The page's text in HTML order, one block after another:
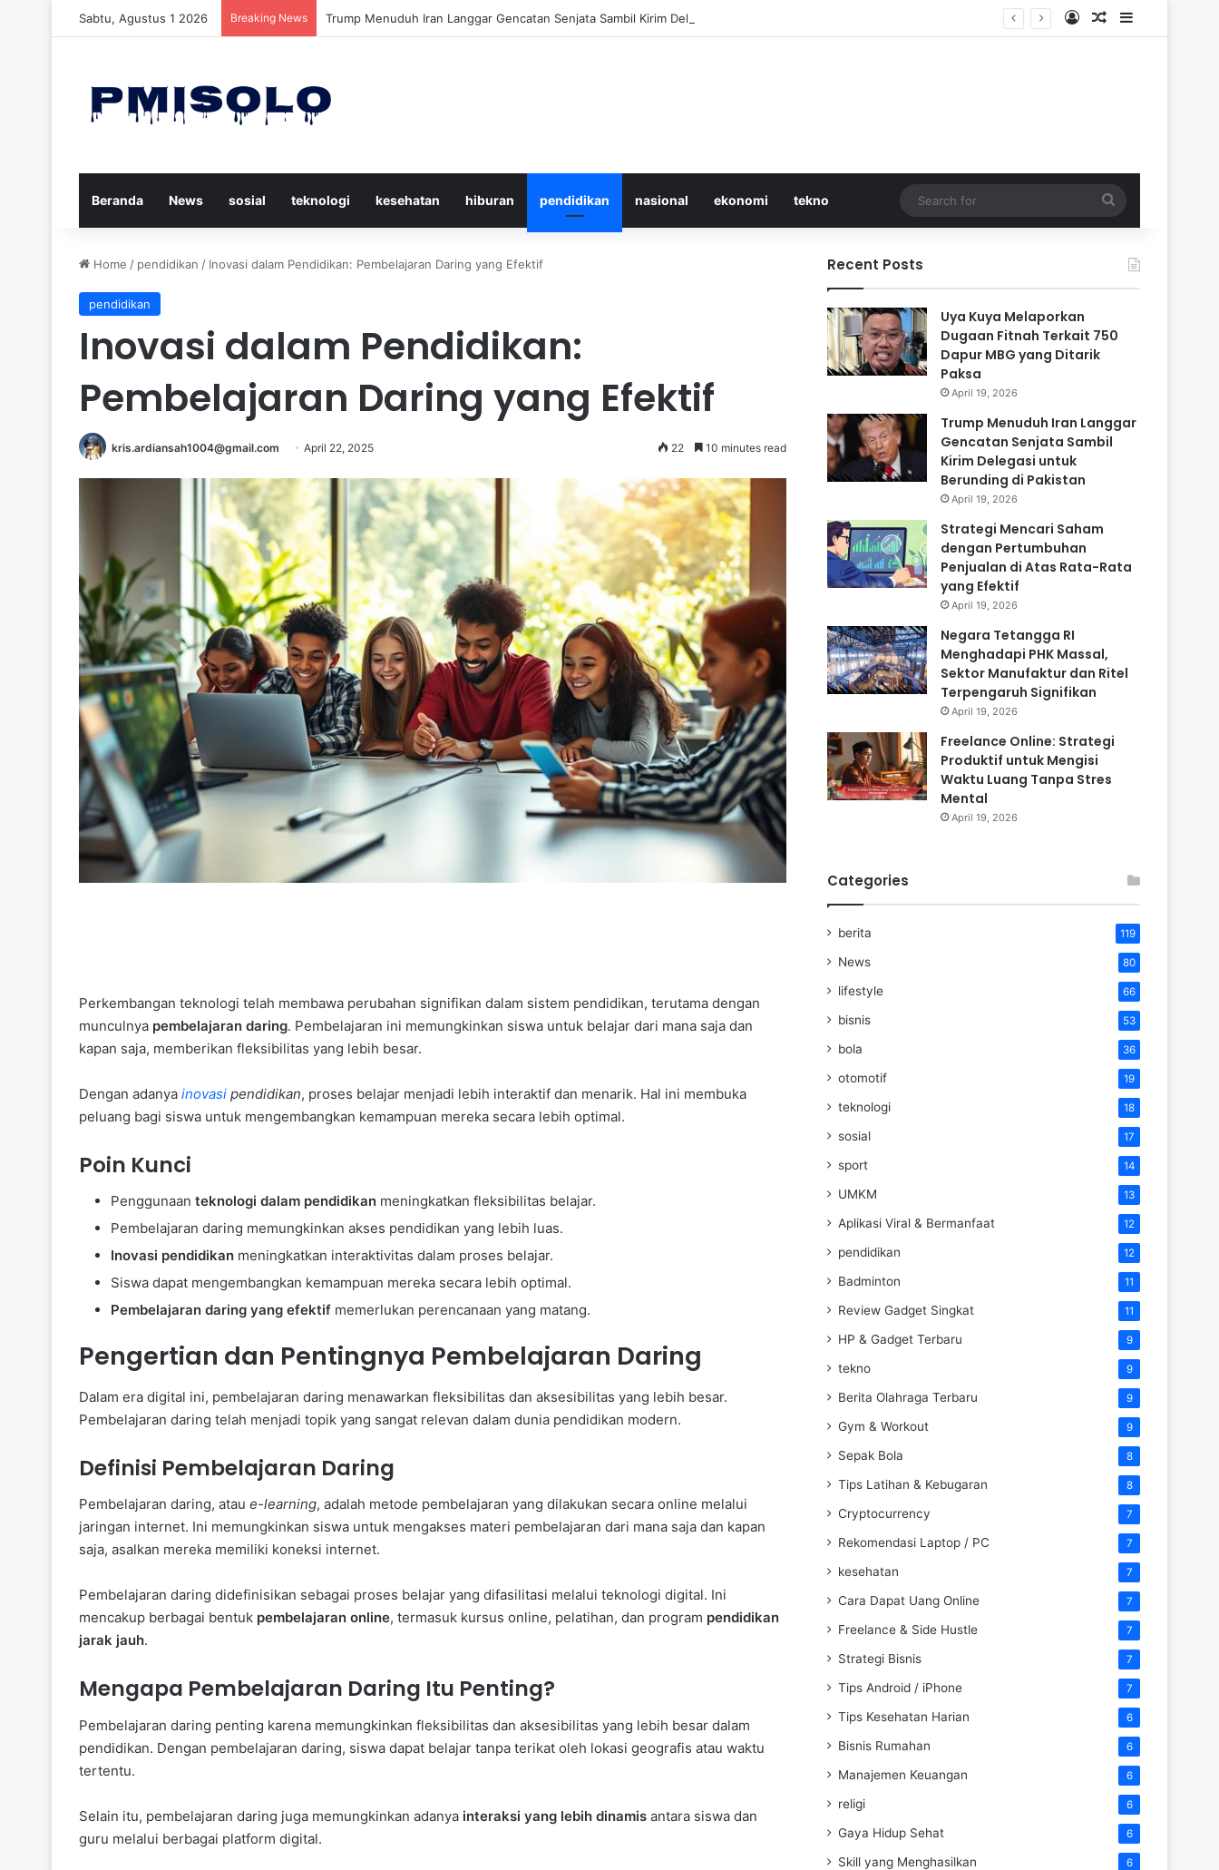
Sabtu, Agustus 1 2026 Breaking News Trump Menuduh Iran Langgar Gencatan Senjata Sambil Kirim Delegasi untuk Berunding di Pakistan Log InRandom Article
Sidebar
Beranda News sosial teknologi kesehatan hiburan pendidikan nasional ekonomi tekno
for
Home / pendidikan / Inovasi dalam Pendidikan: Pembelajaran Daring yang Efektif
pendidikan
Inovasi dalam Pendidikan:
Pembelajaran Daring yang Efektif
kris.ardiansah1004@gmail.com April 22, 2025 22 10 minutes read
Perkembangan teknologi telah membawa perubahan signifikan dalam sistem pendidikan, terutama dengan
munculnya pembelajaran daring. Pembelajaran ini memungkinkan siswa untuk belajar dari mana saja dan
kapan saja, memberikan fleksibilitas yang lebih besar.
Dengan adanya inovasi pendidikan, proses belajar menjadi lebih interaktif dan menarik. Hal ini membuka
peluang bagi siswa untuk mengembangkan kemampuan mereka secara lebih optimal.
Poin Kunci
Penggunaan teknologi dalam pendidikan meningkatkan fleksibilitas belajar.
Pembelajaran daring memungkinkan akses pendidikan yang lebih luas.
Inovasi pendidikan meningkatkan interaktivitas dalam proses belajar.
Siswa dapat mengembangkan kemampuan mereka secara lebih optimal.
Pembelajaran daring yang efektif memerlukan perencanaan yang matang.
Pengertian dan Pentingnya Pembelajaran Daring
Dalam era digital ini, pembelajaran daring menawarkan fleksibilitas dan aksesibilitas yang lebih besar.
Pembelajaran daring telah menjadi topik yang sangat relevan dalam dunia pendidikan modern.
Definisi Pembelajaran Daring
Pembelajaran daring, atau e-learning, adalah metode pembelajaran yang dilakukan secara online melalui
jaringan internet. Ini memungkinkan siswa untuk mengakses materi pembelajaran dari mana saja dan kapan
saja, asalkan mereka memiliki koneksi internet.
Pembelajaran daring didefinisikan sebagai proses belajar yang difasilitasi melalui teknologi digital. Ini
mencakup berbagai bentuk pembelajaran online, termasuk kursus online, pelatihan, dan program pendidikan
jarak jauh.
Mengapa Pembelajaran Daring Itu Penting?
Pembelajaran daring penting karena memungkinkan fleksibilitas dan aksesibilitas yang lebih besar dalam
pendidikan. Dengan pembelajaran daring, siswa dapat belajar tanpa terikat oleh lokasi geografis atau waktu
tertentu.
Selain itu, pembelajaran daring juga memungkinkan adanya interaksi yang lebih dinamis antara siswa dan
guru melalui berbagai platform digital.
Recent Posts
Uya Kuya Melaporkan
Dugaan Fitnah Terkait 750
Dapur MBG yang Ditarik
Paksa
April 19, 2026
Trump Menuduh Iran Langgar
Gencatan Senjata Sambil
Kirim Delegasi untuk
Berunding di Pakistan
April 19, 2026
Strategi Mencari Saham
dengan Pertumbuhan
Penjualan di Atas Rata-Rata
yang Efektif
April 19, 2026
Negara Tetangga RI
Menghadapi PHK Massal,
Sektor Manufaktur dan Ritel
Terpengaruh Signifikan
April 19, 2026
Freelance Online: Strategi
Produktif untuk Mengisi
Waktu Luang Tanpa Stres
Mental
April 19, 2026
Categories
berita 119
News 80
lifestyle 66
bisnis 53
bola 36
otomotif 19
teknologi 18
sosial 17
sport 14
UMKM 13
Aplikasi Viral & Bermanfaat 12
pendidikan 12
Badminton 11
Review Gadget Singkat 11
HP & Gadget Terbaru 9
tekno 9
Berita Olahraga Terbaru 9
Gym & Workout 9
Sepak Bola 8
Tips Latihan & Kebugaran 8
Cryptocurrency 7
Rekomendasi Laptop / PC 7
kesehatan 7
Cara Dapat Uang Online 7
Freelance & Side Hustle 7
Strategi Bisnis 7
Tips Android / iPhone 7
Tips Kesehatan Harian 6
Bisnis Rumahan 6
Manajemen Keuangan 6
religi 6
Gaya Hidup Sehat 6
Skill yang Menghasilkan 6